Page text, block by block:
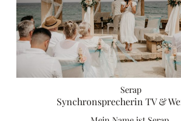
Serap
Synchronsprecherin TV &